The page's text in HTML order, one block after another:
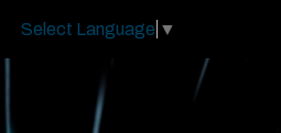
Select Language ▼